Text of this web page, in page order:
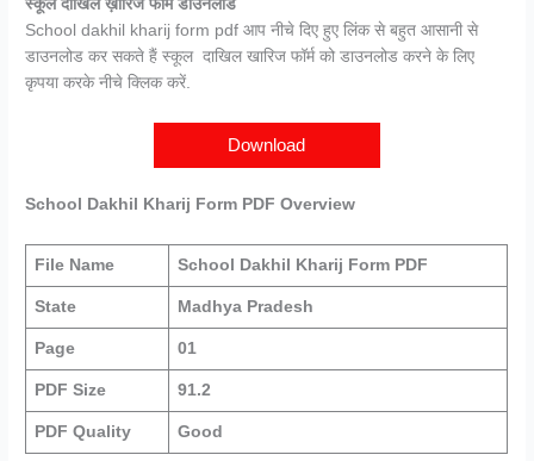
स्कूल दाखिल ख़ारिज फार्म डाउनलोड
School dakhil kharij form pdf आप नीचे दिए हुए लिंक से बहुत आसानी से
डाउनलोड कर सकते हैं स्कूल दाखिल खारिज फॉर्म को डाउनलोड करने के लिए
कृपया करके नीचे क्लिक करें.
Download
School Dakhil Kharij Form PDF Overview
File Name School Dakhil Kharij Form PDF
State Madhya Pradesh
Page 01
PDF Size 91.2
PDF Quality Good